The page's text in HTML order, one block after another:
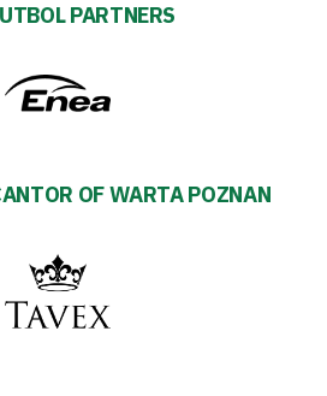
PARTNERS
OF WARTA POZNAN